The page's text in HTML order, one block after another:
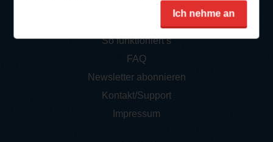
Ich nehme an
So funktioniert‘s
FAQ
Newsletter abonnieren
Kontakt/Support
Impressum